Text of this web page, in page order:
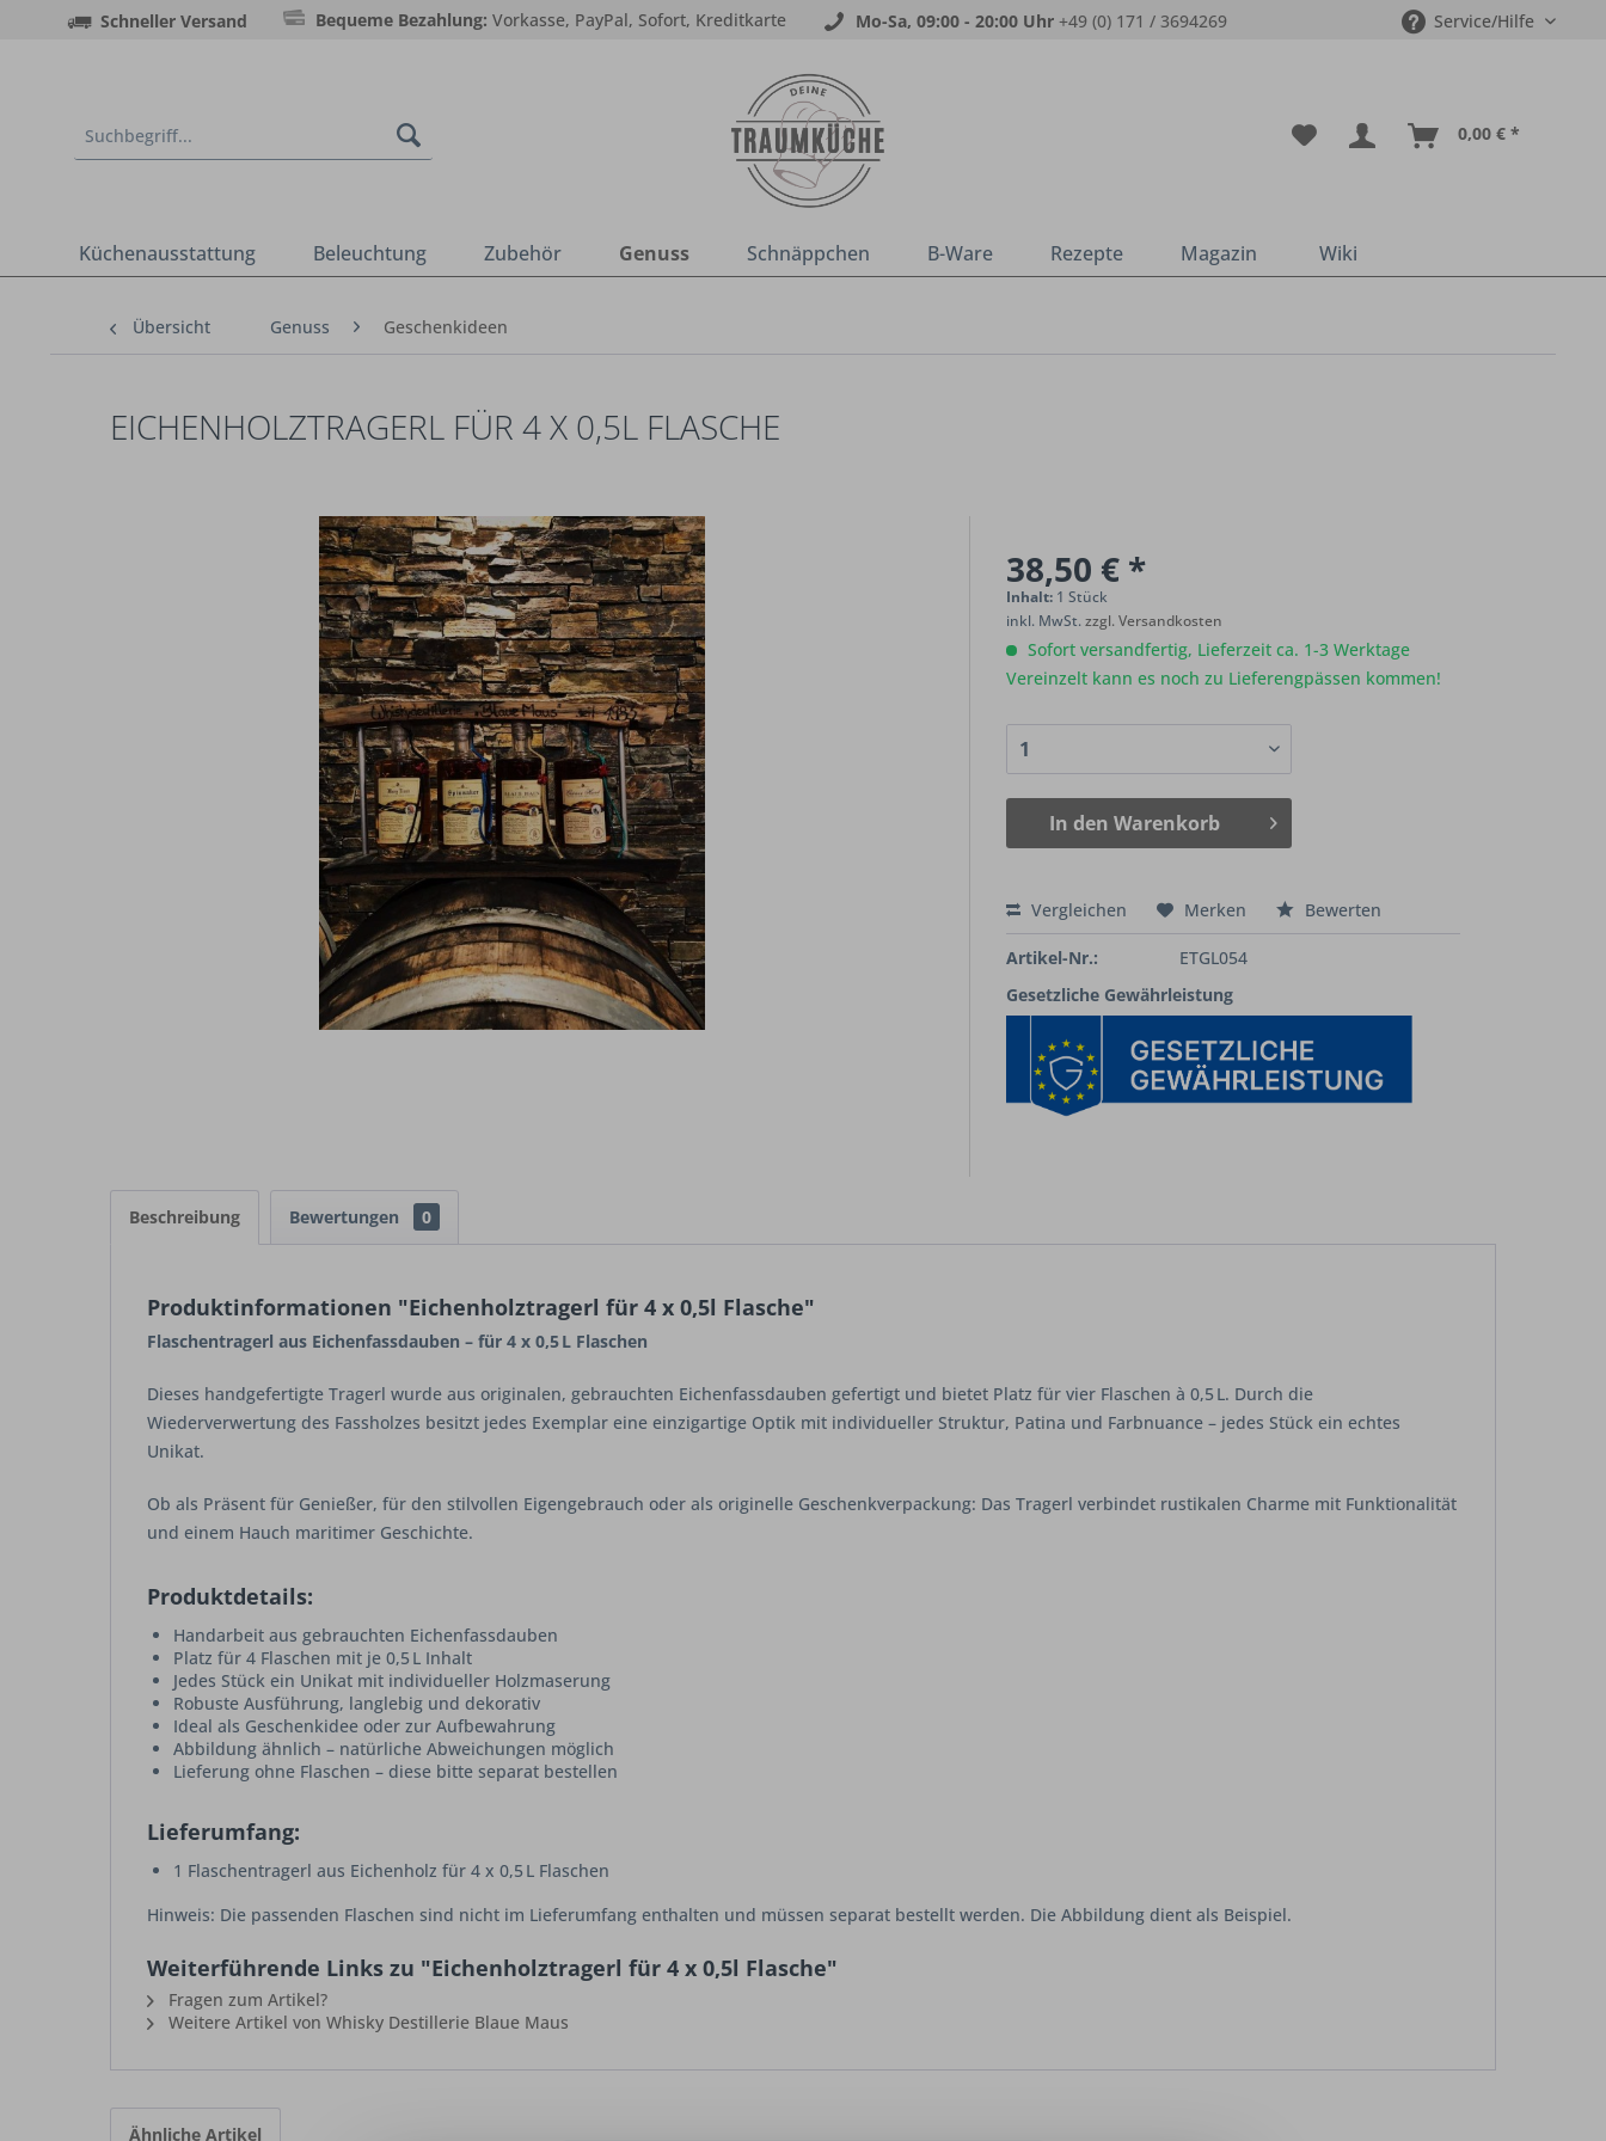
Schneller Versand Bequeme Bezahlung: Vorkasse, PayPal, Sofort, Kreditkarte Mo-Sa, 09:00 - 20:00 Uhr +49 (0) 171 / 3694269 Service/Hilfe
0,00 € *
Küchenausstattung Beleuchtung Zubehör Genuss Schnäppchen B-Ware Rezepte Magazin Wiki
Übersicht Genuss Geschenkideen
EICHENHOLZTRAGERL FÜR 4 X 0,5L FLASCHE
38,50 € *
Inhalt: 1 Stück
inkl. MwSt.zzgl. Versandkosten
Sofort versandfertig, Lieferzeit ca. 1-3 Werktage
Vereinzelt kann es noch zu Lieferengpässen kommen!
In den Warenkorb
Vergleichen Merken Bewerten
Artikel-Nr.:
ETGL054
Gesetzliche Gewährleistung
Beschreibung Bewertungen 0
Produktinformationen "Eichenholztragerl für 4 x 0,5l Flasche"
Flaschentragerl aus Eichenfassdauben – für 4 x 0,5 L Flaschen
Dieses handgefertigte Tragerl wurde aus originalen, gebrauchten Eichenfassdauben gefertigt und bietet Platz für vier Flaschen à 0,5 L. Durch die
Wiederverwertung des Fassholzes besitzt jedes Exemplar eine einzigartige Optik mit individueller Struktur, Patina und Farbnuance – jedes Stück ein echtes
Unikat.
Ob als Präsent für Genießer, für den stilvollen Eigengebrauch oder als originelle Geschenkverpackung: Das Tragerl verbindet rustikalen Charme mit Funktionalität
und einem Hauch maritimer Geschichte.
Produktdetails:
Handarbeit aus gebrauchten Eichenfassdauben
Platz für 4 Flaschen mit je 0,5 L Inhalt
Jedes Stück ein Unikat mit individueller Holzmaserung
Robuste Ausführung, langlebig und dekorativ
Ideal als Geschenkidee oder zur Aufbewahrung
Abbildung ähnlich – natürliche Abweichungen möglich
Lieferung ohne Flaschen – diese bitte separat bestellen
Lieferumfang:
1 Flaschentragerl aus Eichenholz für 4 x 0,5 L Flaschen
Hinweis: Die passenden Flaschen sind nicht im Lieferumfang enthalten und müssen separat bestellt werden. Die Abbildung dient als Beispiel.
Weiterführende Links zu "Eichenholztragerl für 4 x 0,5l Flasche"
Fragen zum Artikel?
Weitere Artikel von Whisky Destillerie Blaue Maus
Ähnliche Artikel